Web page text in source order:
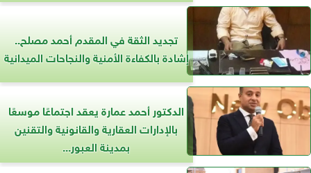
تجديد الثقة في المقدم أحمد مصلح..
إشادة بالكفاءة الأمنية والنجاحات الميدانية
الدكتور أحمد عمارة يعقد اجتماعًا موسعًا
بالإدارات العقارية والقانونية والتقنين
بمدينة العبور...